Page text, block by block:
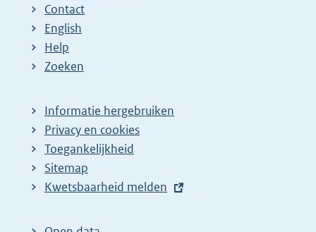
Contact
English
Help
Zoeken
Informatie hergebruiken
Privacy en cookies
Toegankelijkheid
Sitemap
E
t
Kwetsbaarheid melden